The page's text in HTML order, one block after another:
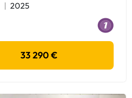
2025
33 290 €